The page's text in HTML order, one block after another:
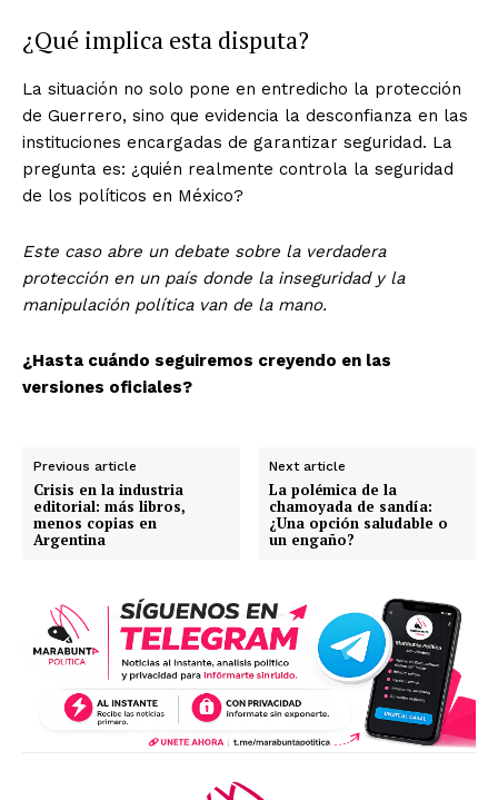
¿Qué implica esta disputa?
La situación no solo pone en entredicho la protección
de Guerrero, sino que evidencia la desconfianza en las
instituciones encargadas de garantizar seguridad. La
pregunta es: ¿quién realmente controla la seguridad
de los políticos en México?
Este caso abre un debate sobre la verdadera
protección en un país donde la inseguridad y la
manipulación política van de la mano.
¿Hasta cuándo seguiremos creyendo en las
versiones oficiales?
Previous article
Crisis en la industria
editorial: más libros,
menos copias en
Argentina
Next article
La polémica de la
chamoyada de sandía:
¿Una opción saludable o
un engaño?